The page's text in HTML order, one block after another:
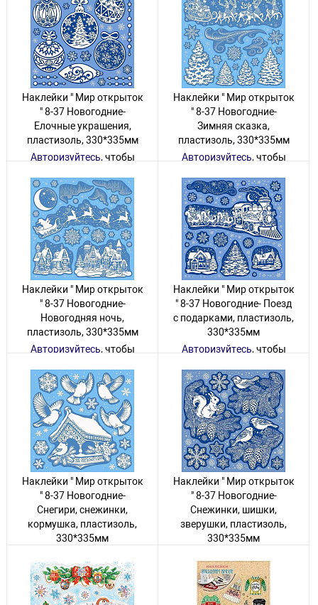
Наклейки " Мир открыток
" 8-37 Новогодние-
Елочные украшения,
пластизоль, 330*335мм
Авторизуйтесь, чтобы
4 товара
Наклейки " Мир открыток
" 8-37 Новогодние-
Зимняя сказка,
пластизоль, 330*335мм
Авторизуйтесь, чтобы
15 товаров
Наклейки " Мир открыток
" 8-37 Новогодние-
Новогодняя ночь,
пластизоль, 330*335мм
Авторизуйтесь, чтобы
1 товар
Наклейки " Мир открыток
" 8-37 Новогодние- Поезд
с подарками, пластизоль,
330*335мм
Авторизуйтесь, чтобы
55 товаров
Наклейки " Мир открыток
" 8-37 Новогодние-
Снегири, снежинки,
кормушка, пластизоль,
330*335мм
увидеть цену
1 товар
Наклейки " Мир открыток
" 8-37 Новогодние-
Снежинки, шишки,
зверушки, пластизоль,
330*335мм
увидеть цену
2 товара